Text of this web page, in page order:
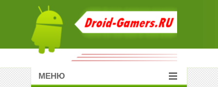
МЕНЮ